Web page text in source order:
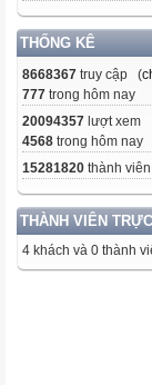
THỐNG KÊ
8668367 truy cập (
777 trong hôm nay
20094357 lượt xem
4568 trong hôm nay
15281820 thành viên
THÀNH VIÊN
4 khách và 0 thành